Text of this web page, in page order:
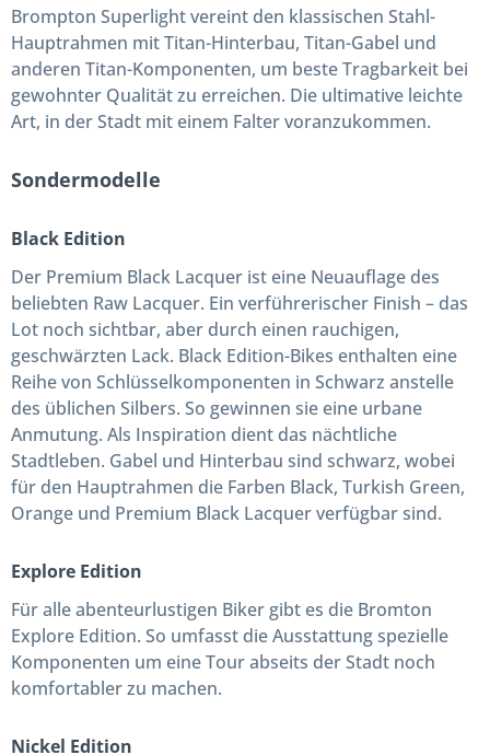
Brompton Superlight vereint den klassischen Stahl-
Hauptrahmen mit Titan-Hinterbau, Titan-Gabel und
anderen Titan-Komponenten, um beste Tragbarkeit bei
gewohnter Qualität zu erreichen. Die ultimative leichte
Art, in der Stadt mit einem Falter voranzukommen.
Sondermodelle
Black Edition
Der Premium Black Lacquer ist eine Neuauflage des
beliebten Raw Lacquer. Ein verführerischer Finish – das
Lot noch sichtbar, aber durch einen rauchigen,
geschwärzten Lack. Black Edition-Bikes enthalten eine
Reihe von Schlüsselkomponenten in Schwarz anstelle
des üblichen Silbers. So gewinnen sie eine urbane
Anmutung. Als Inspiration dient das nächtliche
Stadtleben. Gabel und Hinterbau sind schwarz, wobei
für den Hauptrahmen die Farben Black, Turkish Green,
Orange und Premium Black Lacquer verfügbar sind.
Explore Edition
Für alle abenteurlustigen Biker gibt es die Bromton
Explore Edition. So umfasst die Ausstattung spezielle
Komponenten um eine Tour abseits der Stadt noch
komfortabler zu machen.
Nickel Edition